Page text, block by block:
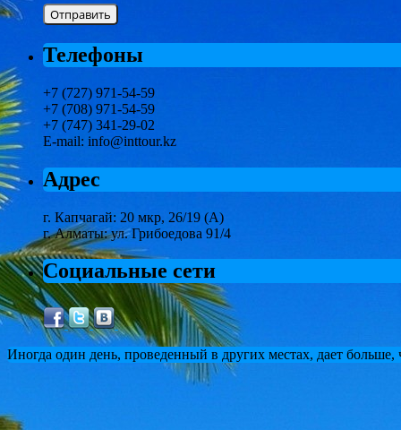
Телефоны
+7 (727) 971-54-59
+7 (708) 971-54-59
+7 (747) 341-29-02
E-mail: info@inttour.kz
Адрес
г. Капчагай: 20 мкр, 26/19 (А)
г. Алматы: ул. Грибоедова 91/4
Социальные сети
Иногда один день, проведенный в других местах, дает